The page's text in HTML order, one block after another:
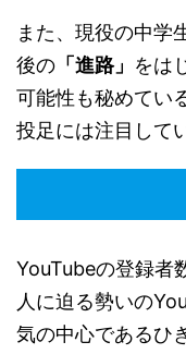
また、現役の中学
後の 「進路」 をは
可能性も秘めてい
投足には注目して
YouTubeの登録者
人に迫る勢いの
気の中心であるひ